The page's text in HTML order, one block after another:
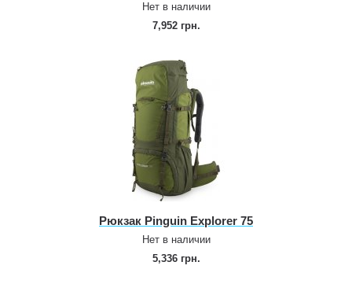
Нет в наличии
7,952 грн.
Рюкзак Pinguin Explorer 75
Нет в наличии
5,336 грн.